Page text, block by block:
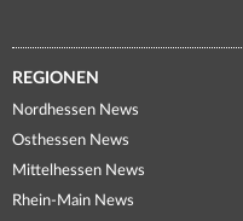
REGIONEN
Nordhessen News
Osthessen News
Mittelhessen News
Rhein-Main News